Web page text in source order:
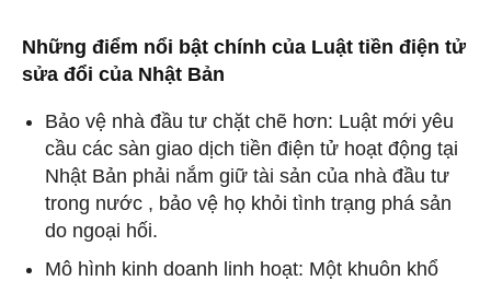
Những điểm nổi bật chính của Luật tiền điện tử
sửa đổi của Nhật Bản
Bảo vệ nhà đầu tư chặt chẽ hơn: Luật mới yêu
cầu các sàn giao dịch tiền điện tử hoạt động tại
Nhật Bản phải nắm giữ tài sản của nhà đầu tư
trong nước , bảo vệ họ khỏi tình trạng phá sản
do ngoại hối.
Mô hình kinh doanh linh hoạt: Một khuôn khổ